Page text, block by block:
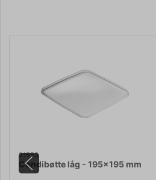
21553
Condibøtte låg - 195x195 mm